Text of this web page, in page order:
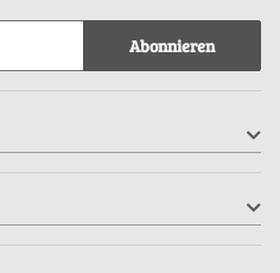
Abonnieren